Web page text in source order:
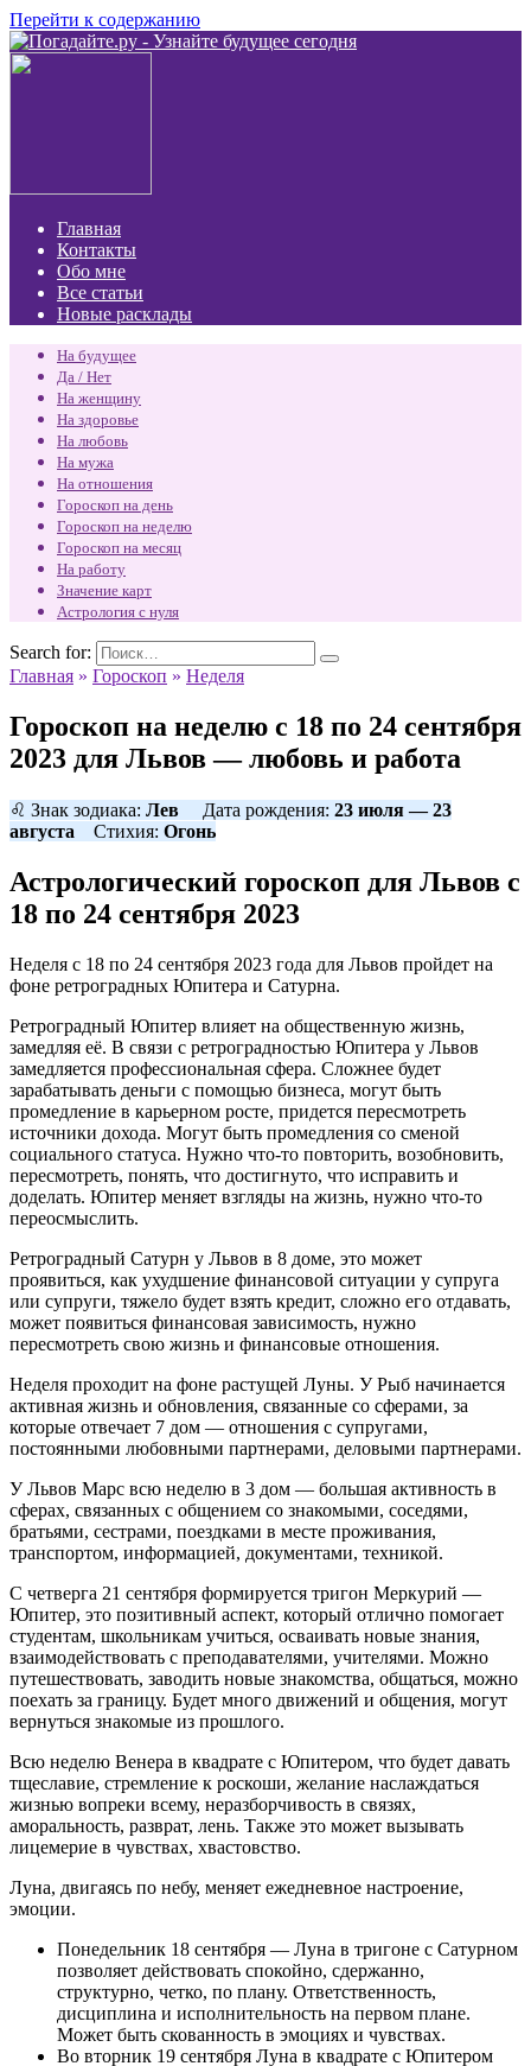
Перейти к содержанию
Главная
Контакты
Обо мне
Все статьи
Новые расклады
На будущее
Да / Нет
На женщину
На здоровье
На любовь
На мужа
На отношения
Гороскоп на день
Гороскоп на неделю
Гороскоп на месяц
На работу
Значение карт
Астрология с нуля
Search for:
Главная » Гороскоп » Неделя
Гороскоп на неделю с 18 по 24 сентября
2023 для Львов — любовь и работа
♌ Знак зодиака: Лев Дата рождения: 23 июля — 23
августа Стихия: Огонь
Астрологический гороскоп для Львов с
18 по 24 сентября 2023
Неделя с 18 по 24 сентября 2023 года для Львов пройдет на
фоне ретроградных Юпитера и Сатурна.
Ретроградный Юпитер влияет на общественную жизнь,
замедляя её. В связи с ретроградностью Юпитера у Львов
замедляется профессиональная сфера. Сложнее будет
зарабатывать деньги с помощью бизнеса, могут быть
промедление в карьерном росте, придется пересмотреть
источники дохода. Могут быть промедления со сменой
социального статуса. Нужно что-то повторить, возобновить,
пересмотреть, понять, что достигнуто, что исправить и
доделать. Юпитер меняет взгляды на жизнь, нужно что-то
переосмыслить.
Ретроградный Сатурн у Львов в 8 доме, это может
проявиться, как ухудшение финансовой ситуации у супруга
или супруги, тяжело будет взять кредит, сложно его отдавать,
может появиться финансовая зависимость, нужно
пересмотреть свою жизнь и финансовые отношения.
Неделя проходит на фоне растущей Луны. У Рыб начинается
активная жизнь и обновления, связанные со сферами, за
которые отвечает 7 дом — отношения с супругами,
постоянными любовными партнерами, деловыми партнерами.
У Львов Марс всю неделю в 3 дом — большая активность в
сферах, связанных с общением со знакомыми, соседями,
братьями, сестрами, поездками в месте проживания,
транспортом, информацией, документами, техникой.
С четверга 21 сентября формируется тригон Меркурий —
Юпитер, это позитивный аспект, который отлично помогает
студентам, школьникам учиться, осваивать новые знания,
взаимодействовать с преподавателями, учителями. Можно
путешествовать, заводить новые знакомства, общаться, можно
поехать за границу. Будет много движений и общения, могут
вернуться знакомые из прошлого.
Всю неделю Венера в квадрате с Юпитером, что будет давать
тщеславие, стремление к роскоши, желание наслаждаться
жизнью вопреки всему, неразборчивость в связях,
аморальность, разврат, лень. Также это может вызывать
лицемерие в чувствах, хвастовство.
Луна, двигаясь по небу, меняет ежедневное настроение,
эмоции.
Понедельник 18 сентября — Луна в тригоне с Сатурном
позволяет действовать спокойно, сдержанно,
структурно, четко, по плану. Ответственность,
дисциплина и исполнительность на первом плане.
Может быть скованность в эмоциях и чувствах.
Во вторник 19 сентября Луна в квадрате с Юпитером